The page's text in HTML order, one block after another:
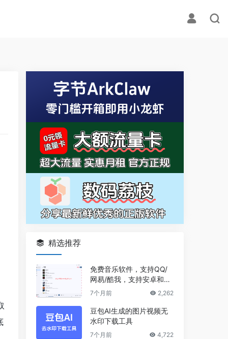
精选推荐
免费音乐软件，支持QQ/
网易/酷我，支持安卓和Wi
ndows平台
7个月前 2,262
豆包AI生成的图片视频无
水印下载工具
7个月前 4,722